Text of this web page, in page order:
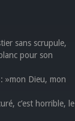
sans scrupule,
pour son
»mon Dieu, mon
c’est horrible, le